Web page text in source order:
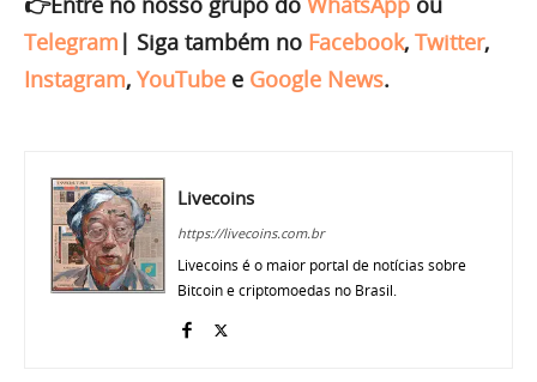
Telegram | Siga também no Facebook, Twitter,
Instagram, YouTube e Google News.
Livecoins
https://livecoins.com.br
Livecoins é o maior portal de notícias sobre
Bitcoin e criptomoedas no Brasil.